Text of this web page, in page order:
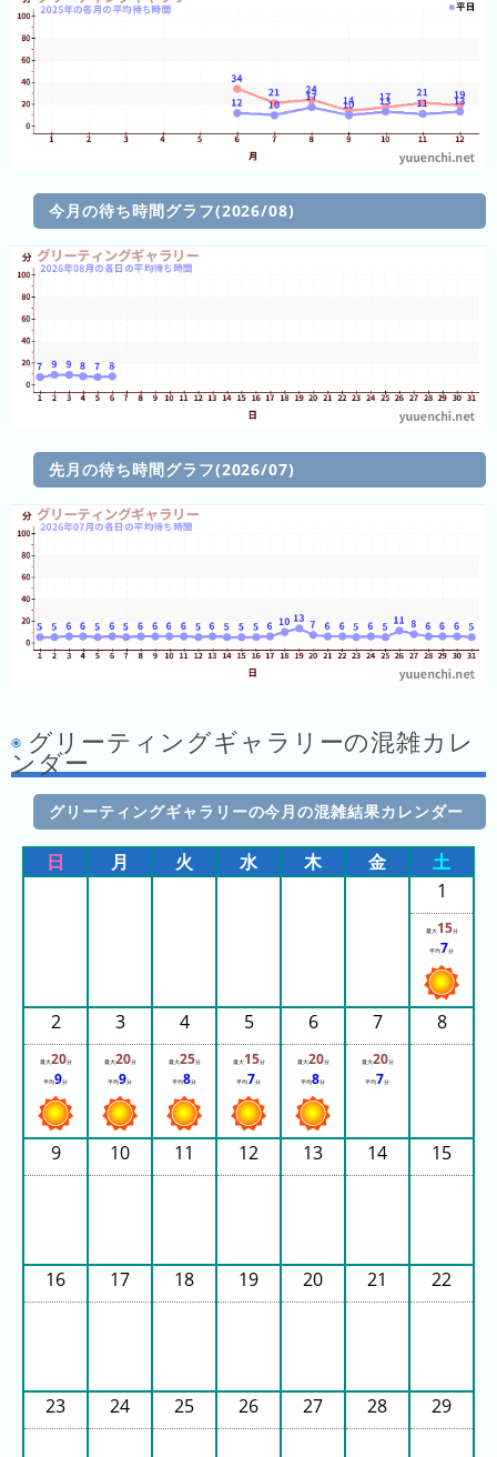
5
7
前
(月
ご
2025
年
(月
ご
年
(月
2023
(月
と)
と)
2025
年
(日
ご
(日
ご
年
(日
今月の待ち時間グラフ(2026/08)
先月の待ち時間グラフ(2026/07)
グリーティングギャラリーの混雑カレ
ンダー
グリーティングギャラリーの今月の混雑結果カレンダー
日 月 火 水 木 金
土
1
最大15分
平均7分
2
最大20分
平均9分
3
最大20分
平均9分
4
最大25分
平均8分
5
最大15分
平均7分
6
最大20分
平均8分
7
最大20分
平均7分
8
9 10 11 12 13 14 15
16 17 18 19 20 21 22
23 24 25 26 27 28 29